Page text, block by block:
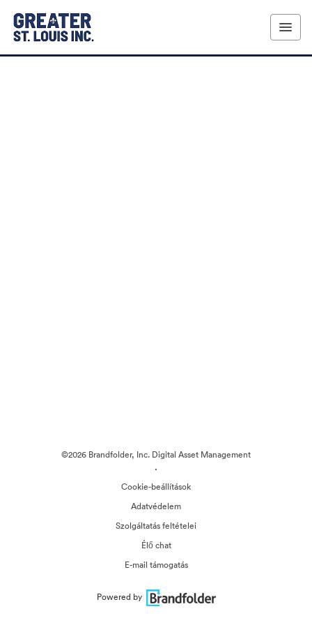
©2026 Brandfolder, Inc. Digital Asset Management
·
Cookie-beállítások
Adatvédelem
Szolgáltatás feltételei
Élő chat
E-mail támogatás
Powered by